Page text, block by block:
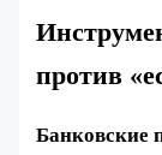
против
Банковские